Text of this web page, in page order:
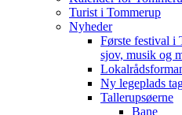
Turist i Tommerup
Nyheder
Første festival i
sjov, musik og
Ny legeplads
Tallerupsøerne
Bane